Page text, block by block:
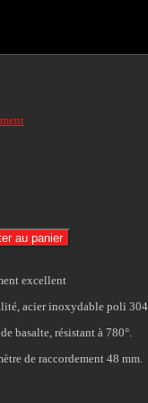
excellent
acier inoxydable poli
basalte, résistant à 780°.
de raccordement 48 mm.